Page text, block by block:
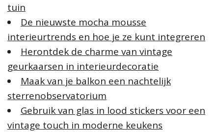
tuin
De nieuwste mocha mousse
interieurtrends en hoe je ze kunt integreren
Herontdek de charme van vintage
geurkaarsen in interieurdecoratie
Maak van je balkon een nachtelijk
sterrenobservatorium
Gebruik van glas in lood stickers voor een
vintage touch in moderne keukens